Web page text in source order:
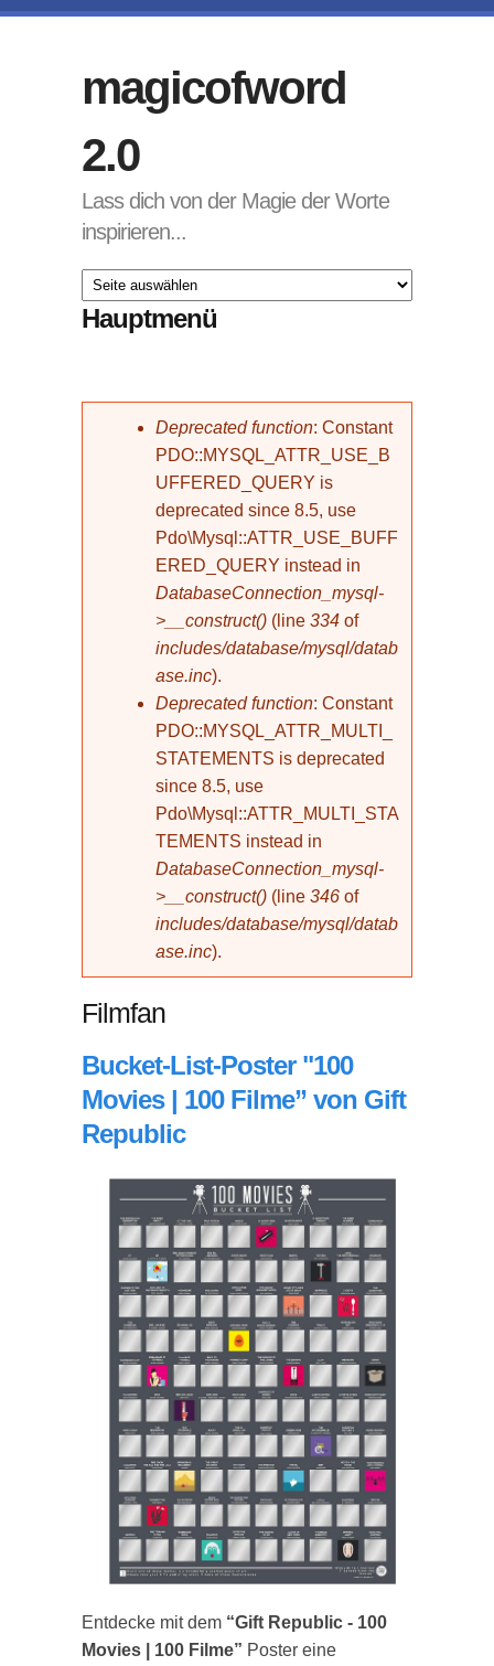
magicofword
2.0
Lass dich von der Magie der Worte
inspirieren...
Hauptmenü
Fehlermeldung
Deprecated function: Constant
PDO::MYSQL_ATTR_USE_B
UFFERED_QUERY is
deprecated since 8.5, use
Pdo\Mysql::ATTR_USE_BUFF
ERED_QUERY instead in
DatabaseConnection_mysql-
>__construct() (line 334 of
includes/database/mysql/datab
ase.inc).
Deprecated function: Constant
PDO::MYSQL_ATTR_MULTI_
STATEMENTS is deprecated
since 8.5, use
Pdo\Mysql::ATTR_MULTI_STA
TEMENTS instead in
DatabaseConnection_mysql-
>__construct() (line 346 of
includes/database/mysql/datab
ase.inc).
Filmfan
Bucket-List-Poster "100
Movies | 100 Filme” von Gift
Republic
Entdecke mit dem “Gift Republic - 100
Movies | 100 Filme” Poster eine